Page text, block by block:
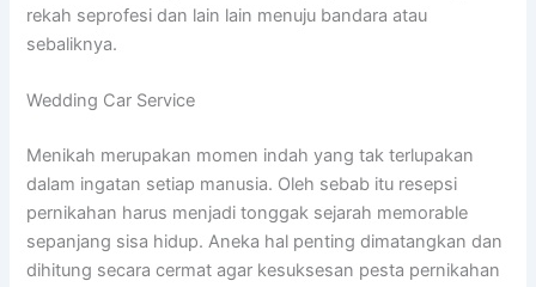
rekah seprofesi dan lain lain menuju bandara atau
sebaliknya.
Wedding Car Service
Menikah merupakan momen indah yang tak terlupakan
dalam ingatan setiap manusia. Oleh sebab itu resepsi
pernikahan harus menjadi tonggak sejarah memorable
sepanjang sisa hidup. Aneka hal penting dimatangkan dan
dihitung secara cermat agar kesuksesan pesta pernikahan